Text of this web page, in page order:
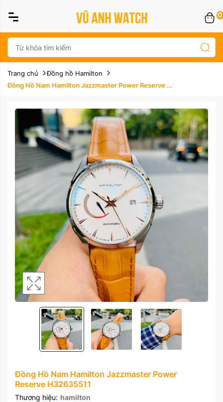
0
Trang chủ
Đồng hồ Hamilton
Đồng Hồ Nam Hamilton Jazzmaster Power Reserve ...
Đồng Hồ Nam Hamilton Jazzmaster Power
Reserve H32635511
Thương hiệu: hamilton